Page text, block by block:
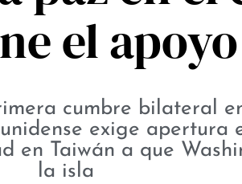
el
cumbre bilateral
exige apertura
en Taiwán a que
la isla